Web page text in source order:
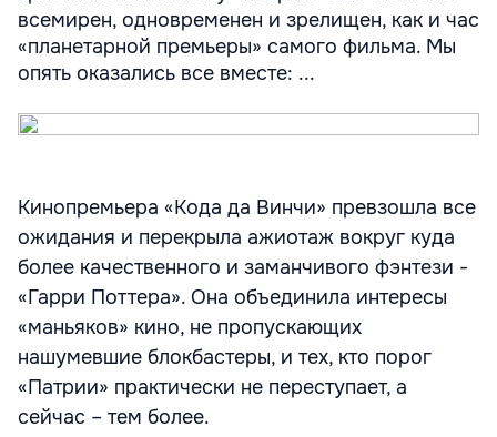
всемирен, одновременен и зрелищен, как и час
«планетарной премьеры» самого фильма. Мы
опять оказались все вместе: ...
Кинопремьера «Кода да Винчи» превзошла все
ожидания и перекрыла ажиотаж вокруг куда
более качественного и заманчивого фэнтези -
«Гарри Поттера». Она объединила интересы
«маньяков» кино, не пропускающих
нашумевшие блокбастеры, и тех, кто порог
«Патрии» практически не переступает, а
сейчас – тем более.